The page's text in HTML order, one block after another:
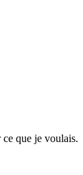
ce que je voulais.